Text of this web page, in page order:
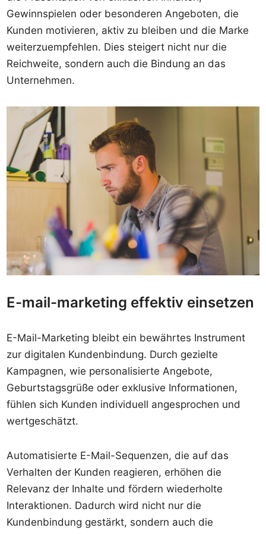
Gewinnspielen oder besonderen Angeboten, die
Kunden motivieren, aktiv zu bleiben und die Marke
weiterzuempfehlen. Dies steigert nicht nur die
Reichweite, sondern auch die Bindung an das
Unternehmen.
E-mail-marketing effektiv einsetzen
E-Mail-Marketing bleibt ein bewährtes Instrument
zur digitalen Kundenbindung. Durch gezielte
Kampagnen, wie personalisierte Angebote,
Geburtstagsgrüße oder exklusive Informationen,
fühlen sich Kunden individuell angesprochen und
wertgeschätzt.
Automatisierte E-Mail-Sequenzen, die auf das
Verhalten der Kunden reagieren, erhöhen die
Relevanz der Inhalte und fördern wiederholte
Interaktionen. Dadurch wird nicht nur die
Kundenbindung gestärkt, sondern auch die